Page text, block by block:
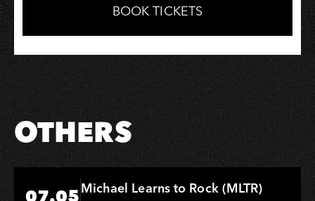
FacebookLINE
BOOK TICKETS
OTHERS
Hi-Ing Music Hall
07.05Michael Learns to Rock (MLTR)